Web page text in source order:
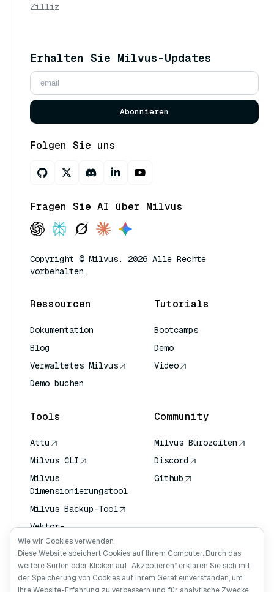
Zilliz
Erhalten Sie Milvus-Updates
Abonnieren
Folgen Sie uns
Fragen Sie AI über Milvus
Copyright © Milvus. 2026 Alle Rechte
vorbehalten.
Ressourcen
Dokumentation
Blog
Verwaltetes Milvus
Demo buchen
Tutorials
Bootcamps
Demo
Video
Tools
Attu
Milvus CLI
Milvus
Dimensionierungstool
Milvus Backup-Tool
Vektor-
Transportdienst
(VTS)
Deep Searcher
Claude Kontext
Community
Milvus Bürozeiten
Discord
Github
Wie wir Cookies verwenden
Diese Website speichert Cookies auf Ihrem Computer. Durch das
weitere Surfen oder Klicken auf „Akzeptieren“ erklären Sie sich mit
der Speicherung von Cookies auf Ihrem Gerät einverstanden, um